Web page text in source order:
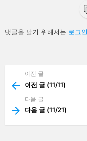
답
글
댓글을 달기 위해서는 로그인
more
이전 글
이전 글 (11/11)
다음 글
다음 글 (11/21)